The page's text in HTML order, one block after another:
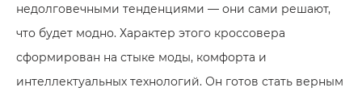
недолговечными тенденциями — они сами решают,
что будет модно. Характер этого кроссовера
сформирован на стыке моды, комфорта и
интеллектуальных технологий. Он готов стать верным